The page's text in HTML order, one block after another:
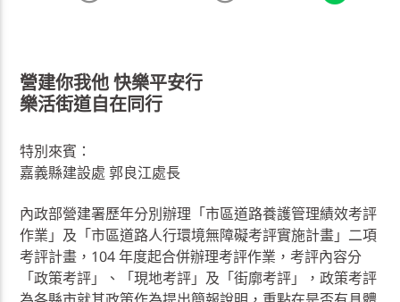
營建你我他 快樂平安行
樂活街道自在同行
特別來賓：
嘉義縣建設處 郭良江處長
內政部營建署歷年分別辦理「市區道路養護管理績效考評
作業」及「市區道路人行環境無障礙考評實施計畫」二項
考評計畫，104 年度起合併辦理考評作業，考評內容分
「政策考評」、「現地考評」及「街廓考評」，政策考評